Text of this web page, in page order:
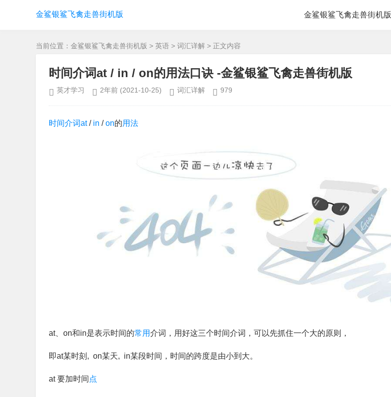
金鲨银鲨飞禽走兽街机版 金鲨银鲨飞禽走兽街机版
当前位置： 金鲨银鲨飞禽走兽街机版 > 英语 > 词汇详解 > 正文内容
时间介词at / in / on的用法口诀 -金鲨银鲨飞禽走兽街机版
英才学习 2年前 (2021-10-25) 词汇详解 979
时间介词at/ in /on的用法
at、on和in是表示时间的常用介词，用好这三个时间介词，可以先抓住一个大的原则，
即at某时刻, on某天, in某段时间，时间的跨度是由小到大。
at 要加时间 点